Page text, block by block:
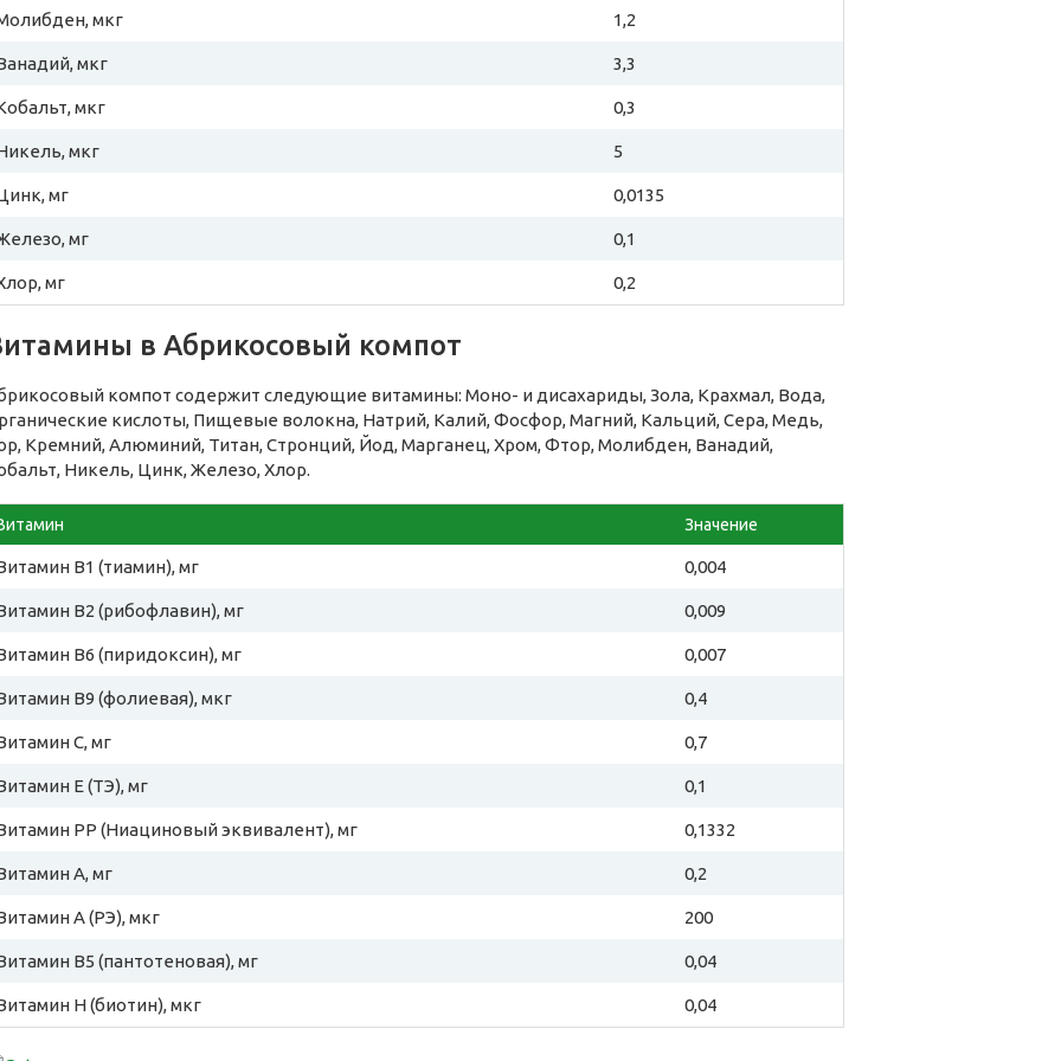
мкг 1,2
мкг 3,3
мкг 0,3
мкг 5
мг 0,0135
мг 0,1
мг 0,2
в Абрикосовый компот
компот содержит следующие витамины: Моно- и дисахариды, Зола, Крахмал, Вода,
кислоты, Пищевые волокна, Натрий, Калий, Фосфор, Магний, Кальций, Сера, Медь,
Кремний, Алюминий, Титан, Стронций, Йод, Марганец, Хром, Фтор, Молибден, Ванадий,
Никель, Цинк, Железо, Хлор.
Значение
B1 (тиамин), мг 0,004
B2 (рибофлавин), мг 0,009
B6 (пиридоксин), мг 0,007
B9 (фолиевая), мкг 0,4
C, мг 0,7
E (ТЭ), мг 0,1
PP (Ниациновый эквивалент), мг 0,1332
A, мг 0,2
A (РЭ), мкг 200
B5 (пантотеновая), мг 0,04
H (биотин), мкг 0,04